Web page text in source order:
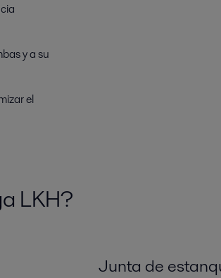
y a su
el
LKH?
Junta de